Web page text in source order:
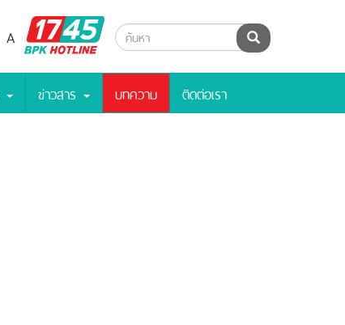
A
BPK
Hotline
ค้นหา
ข่าวสาร บทความ ติดต่อเรา